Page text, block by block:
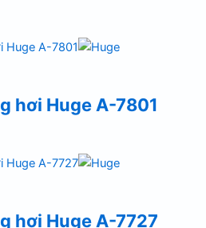
hơi Huge A-7801
hơi Huge A-7727